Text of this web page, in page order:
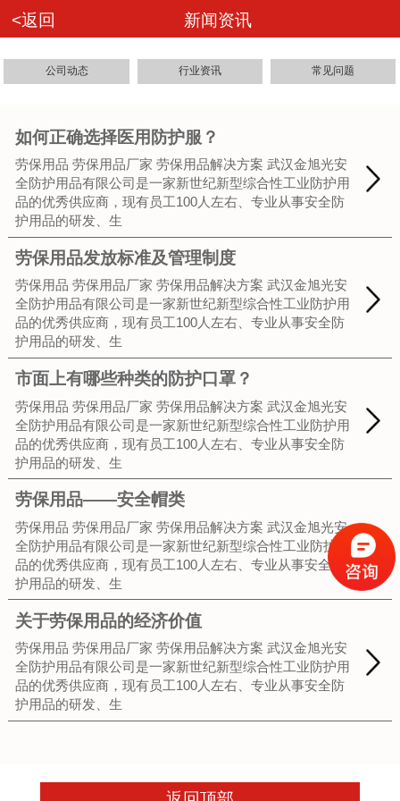
<返回 新闻资讯
公司动态 行业资讯 常见问题
如何正确选择医用防护服？
劳保用品 劳保用品厂家 劳保用品解决方案 武汉金旭光安
全防护用品有限公司是一家新世纪新型综合性工业防护用
品的优秀供应商，现有员工100人左右、专业从事安全防
护用品的研发、生
劳保用品发放标准及管理制度
劳保用品 劳保用品厂家 劳保用品解决方案 武汉金旭光安
全防护用品有限公司是一家新世纪新型综合性工业防护用
品的优秀供应商，现有员工100人左右、专业从事安全防
护用品的研发、生
市面上有哪些种类的防护口罩？
劳保用品 劳保用品厂家 劳保用品解决方案 武汉金旭光安
全防护用品有限公司是一家新世纪新型综合性工业防护用
品的优秀供应商，现有员工100人左右、专业从事安全防
护用品的研发、生
劳保用品——安全帽类
劳保用品 劳保用品厂家 劳保用品解决方案 武汉金旭光安
全防护用品有限公司是一家新世纪新型综合性工业防护用
品的优秀供应商，现有员工100人左右、专业从事安全防
护用品的研发、生
关于劳保用品的经济价值
劳保用品 劳保用品厂家 劳保用品解决方案 武汉金旭光安
全防护用品有限公司是一家新世纪新型综合性工业防护用
品的优秀供应商，现有员工100人左右、专业从事安全防
护用品的研发、生